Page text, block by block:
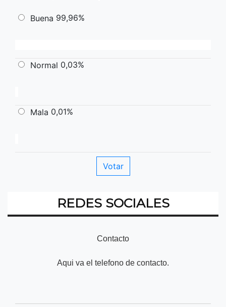
Buena 99,96%
Normal 0,03%
Mala 0,01%
REDES SOCIALES
Contacto
Aqui va el telefono de contacto.